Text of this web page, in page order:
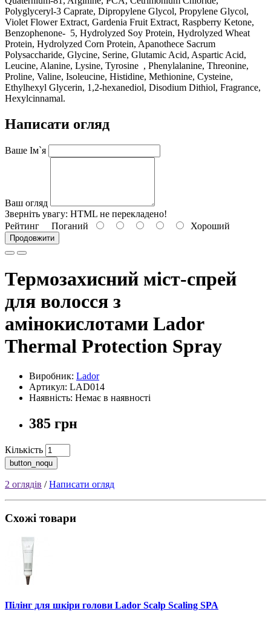
Polyglyceryl-3 Caprate, Dipropylene Glycol, Propylene Glycol,
Violet Flower Extract, Gardenia Fruit Extract, Raspberry Ketone,
Benzophenone- 5, Hydrolyzed Soy Protein, Hydrolyzed Wheat
Protein, Hydrolyzed Corn Protein, Apanothece Sacrum
Polysaccharide, Glycine, Serine, Glutamic Acid, Aspartic Acid,
Leucine, Alanine, Lysine, Tyrosine , Phenylalanine, Threonine,
Proline, Valine, Isoleucine, Histidine, Methionine, Cysteine,
Ethylhexyl Glycerin, 1,2-hexanediol, Disodium Dithiol, Fragrance,
Hexylcinnamal.
Написати огляд
Ваше Ім`я
Ваш огляд
Зверніть увагу: HTML не перекладено!
Рейтинг Поганий Хороший
Продовжити
Термозахисний міст-спрей
для волосся з
амінокислотами Lador
Thermal Protection Spray
Виробник: Lador
Артикул: LAD014
Наявність: Немає в наявності
385 грн
Кількість
button_noqu
2 оглядів /Написати огляд
Схожі товари
Пілінг для шкіри голови Lador Scalp Scaling SPA